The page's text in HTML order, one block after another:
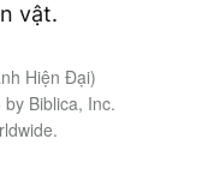
vật.
Hiện Đại)
Biblica, Inc.